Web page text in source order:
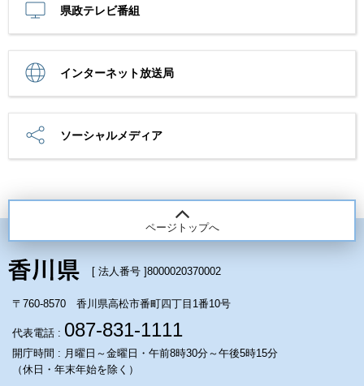
県政テレビ番組
インターネット放送局
ソーシャルメディア
ページトップへ
[ 法人番号 ]8000020370002
〒760-8570 香川県高松市番町四丁目1番10号
代表電話 : 087-831-1111
開庁時間 : 月曜日～金曜日・午前8時30分～午後5時15分
（休日・年末年始を除く）